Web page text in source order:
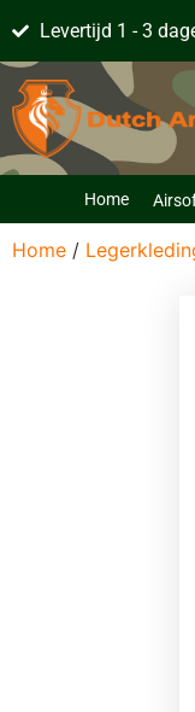
Levertijd 1 - 3
Home
Home /